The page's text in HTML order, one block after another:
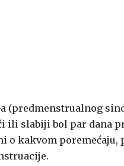
(predmenstrualnog
ili slabiji bol par dana
o kakvom